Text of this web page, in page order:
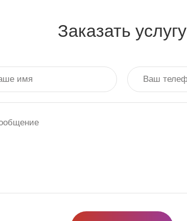
Заказать услугу